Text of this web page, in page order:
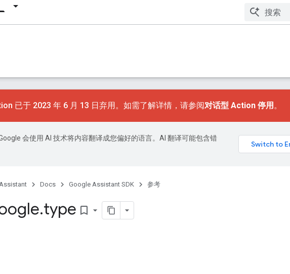
已于 2023 年 6 月 13 日弃用。如需了解详情，请参阅对话型 Action 停用 。
会使用 AI 技术将内容翻译成您偏好的语言。AI 翻译可能包含错
Docs Google Assistant SDK 参考
.type bookmark_border